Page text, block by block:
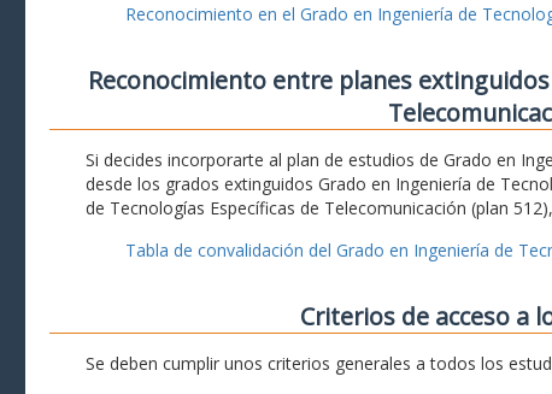
Reconocimiento en el Grado en Ingeniería de
Reconocimiento entre planes
Si decides incorporarte al plan de estudios de Grado en
desde los grados extinguidos Grado en Ingeniería de
de Tecnologías Específicas de Telecomunicación (plan
Tabla de convalidación del Grado en Ingeniería de
Criterios de acceso a
Se deben cumplir unos criterios generales a todos los